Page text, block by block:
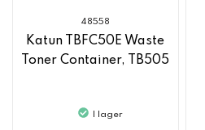
48558
Katun TBFC50E Waste
Toner Container, TB505
I lager